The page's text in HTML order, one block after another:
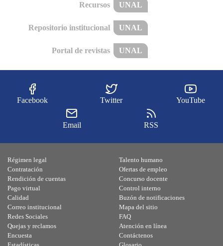
Recursos UNAL
Repositorio institucional UNAL
Portal de revistas UNAL
Facebook Twitter YouTube
Email RSS
Régimen legal
Contratación
Rendición de cuentas
Pago virtual
Calidad
Talento humano
Ofertas de empleo
Concurso docente
Control interno
Buzón de notificaciones
Correo institucional
Redes Sociales
Quejas y reclamos
Encuesta
Mapa del sitio
FAQ
Atención en línea
Contáctenos